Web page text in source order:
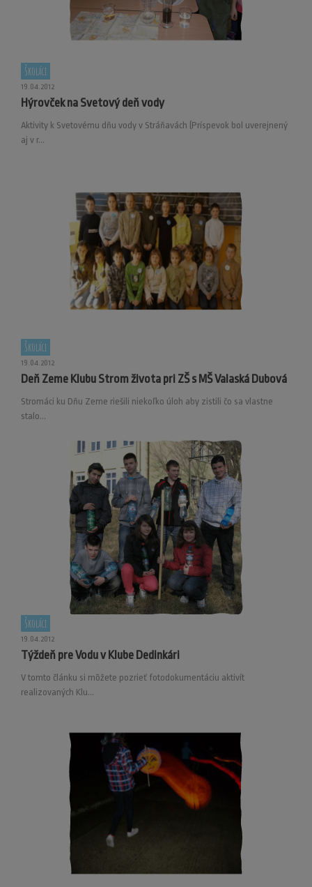
Školáci
19.04.2012
Hýrovček na Svetový deň vody
Aktivity k Svetovému dňu vody v Stráňavách (Príspevok bol uverejnený
aj v r...
Školáci
19.04.2012
Deň Zeme Klubu Strom života pri ZŠ s MŠ Valaská Dubová
Stromáci ku Dňu Zeme riešili niekoľko úloh aby zistili čo sa vlastne
stalo...
Školáci
19.04.2012
Týždeň pre Vodu v Klube Dedinkári
V tomto článku si môžete pozrieť fotodokumentáciu aktivít
realizovaných Klu...